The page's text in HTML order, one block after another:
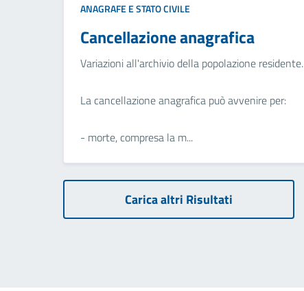
ANAGRAFE E STATO CIVILE
Cancellazione anagrafica
Variazioni all'archivio della popolazione residente.
La cancellazione anagrafica può avvenire per:
- morte, compresa la m...
Carica altri Risultati